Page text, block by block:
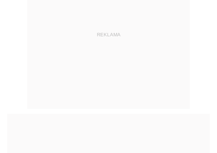
REKLAMA